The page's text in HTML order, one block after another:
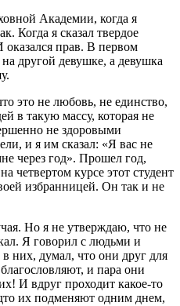
Академии, когда я
Когда я сказал твердое
оказался прав. В первом
другой девушке, а девушка
это не любовь, не единство,
в такую массу, которая не
не здоровыми
и я им сказал: «Я вас не
через год». Прошел год,
четвертом курсе этот студент
избранницей. Он так и не
Но я не утверждаю, что не
Я говорил с людьми и
них, думал, что они друг для
и пара они
И вдруг проходит какое-то
их подменяют одним днем,